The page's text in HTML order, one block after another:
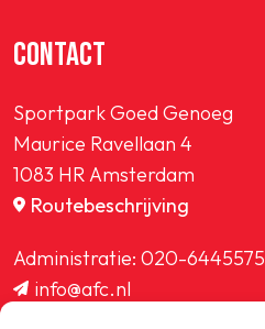
CONTACT
Sportpark Goed Genoeg
Maurice Ravellaan 4
1083 HR Amsterdam
Routebeschrijving
Administratie: 020-6445575
info@afc.nl